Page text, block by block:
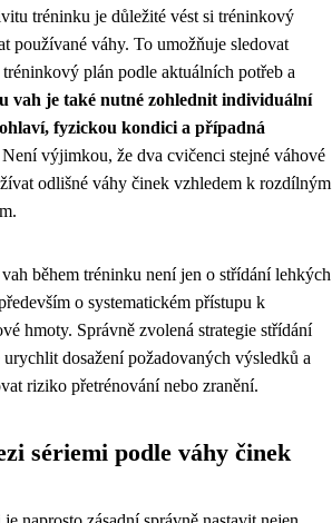
tréninku je důležité vést si tréninkový
používané váhy. To umožňuje sledovat
plán podle aktuálních potřeb a
vah je také nutné zohlednit individuální
fyzickou kondici a případná
výjimkou, že dva cvičenci stejné váhové
odlišné váhy činek vzhledem k rozdílným
během tréninku není jen o střídání lehkých
o systematickém přístupu k
hmoty. Správně zvolená strategie střídání
dosažení požadovaných výsledků a
riziko přetrénování nebo zranění.
sériemi podle váhy činek